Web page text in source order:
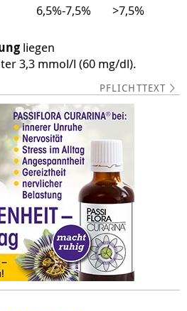
6,5%-7,5% >7,5%
liegen
3,3 mmol/l (60 mg/dl).
PFLICHTTEXT